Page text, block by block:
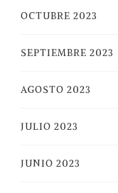
OCTUBRE 2023
SEPTIEMBRE 2023
AGOSTO 2023
JULIO 2023
JUNIO 2023